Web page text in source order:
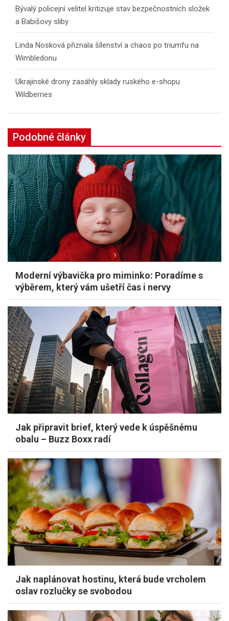
Bývalý policejní velitel kritizuje stav bezpečnostních složek
a Babišovy sliby
Linda Nosková přiznala šílenství a chaos po triumfu na
Wimbledonu
Ukrajinské drony zasáhly sklady ruského e-shopu
Wildberries
Podobné články
Moderní výbavička pro miminko: Poradíme s
výběrem, který vám ušetří čas i nervy
Jak připravit brief, který vede k úspěšnému
obalu – Buzz Boxx radí
Jak naplánovat hostinu, která bude vrcholem
oslav rozlučky se svobodou